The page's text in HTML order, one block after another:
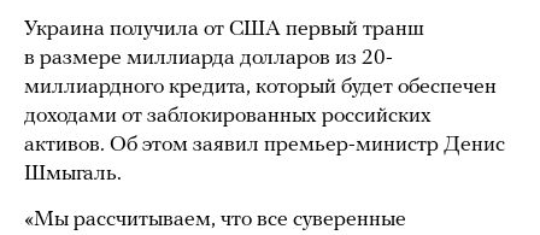
Украина получила от США первый транш
в размере миллиарда долларов из 20-
миллиардного кредита, который будет обеспечен
доходами от заблокированных российских
активов. Об этом заявил премьер-министр Денис
Шмыгаль.
«Мы рассчитываем, что все суверенные